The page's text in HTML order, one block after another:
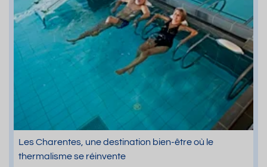
Les Charentes, une destination bien-être où le
thermalisme se réinvente